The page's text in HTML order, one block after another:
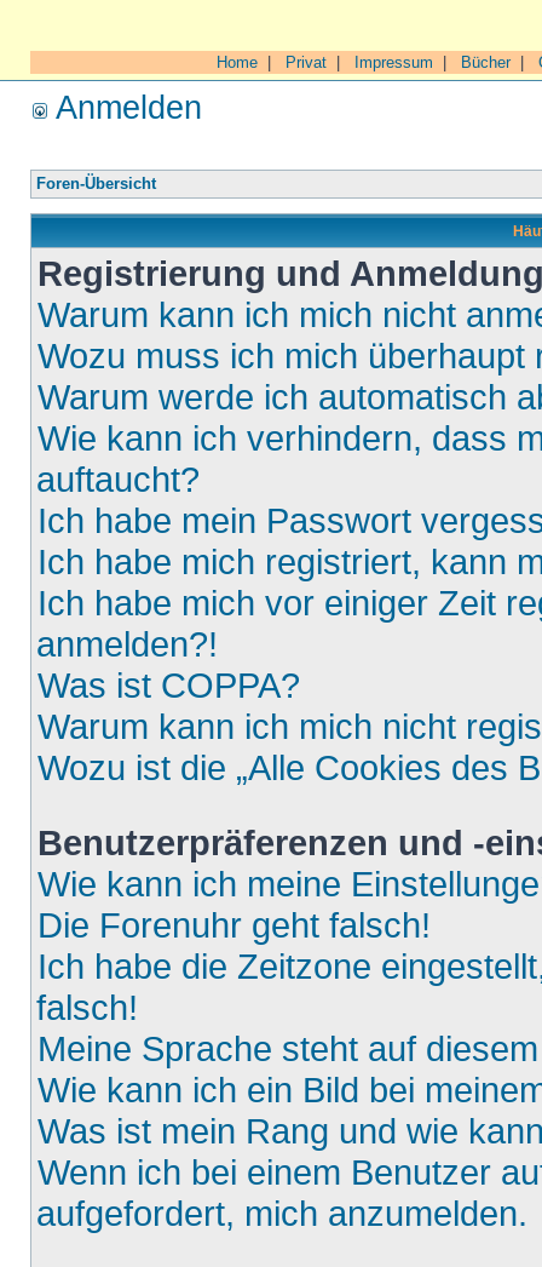
Home Privat Impressum Bücher|
Anmelden
Foren-Übersicht
Registrierung und
Warum kann ich mich nicht
Wozu muss ich mich überhaupt
Warum werde ich automatisch
Wie kann ich verhindern, dass
auftaucht?
Ich habe mein Passwort
Ich habe mich registriert, kann
Ich habe mich vor einiger Zeit
anmelden?!
Was ist COPPA?
Warum kann ich mich nicht
Wozu ist die „Alle Cookies des
Benutzerpräferenzen und -
Wie kann ich meine
Die Forenuhr geht falsch!
Ich habe die Zeitzone
falsch!
Meine Sprache steht auf
Wie kann ich ein Bild bei
Was ist mein Rang und wie
Wenn ich bei einem Benutzer
aufgefordert, mich anzumelden.